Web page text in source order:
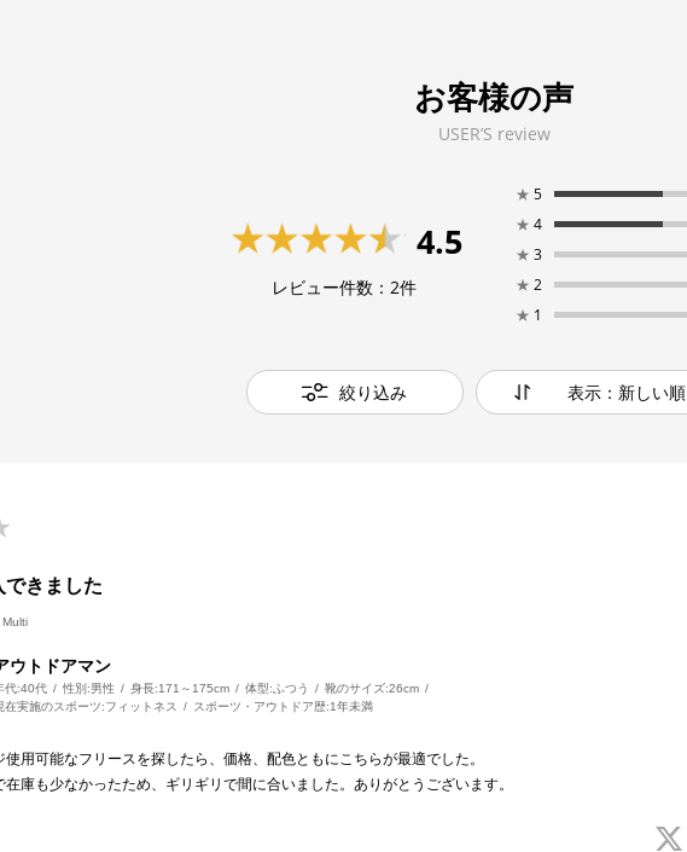
お客様の声
USER’S review
4.5
レビュー件数： 2件
★ 5
★ 4
★ 3
★ 2
★ 1
絞り込み 表示：新しい順
できました
Multi
ウトドアマン
代:40代 性別:男性 身長:171～175cm 体型: ふつう 靴のサイズ:26cm
在実施のスポーツ:フィットネス スポーツ・アウトドア歴:1年未満
使用可能なフリースを探したら、価格、配色ともにこちらが最適でした。
在庫も少なかったため、ギリギリで間に合いました。ありがとうございます。